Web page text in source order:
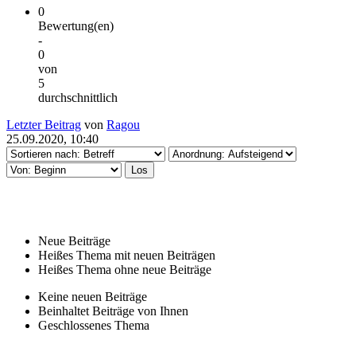
0
Bewertung(en)
-
0
von
5
durchschnittlich
Letzter Beitrag von Ragou
25.09.2020, 10:40
Neue Beiträge
Heißes Thema mit neuen Beiträgen
Heißes Thema ohne neue Beiträge
Keine neuen Beiträge
Beinhaltet Beiträge von Ihnen
Geschlossenes Thema